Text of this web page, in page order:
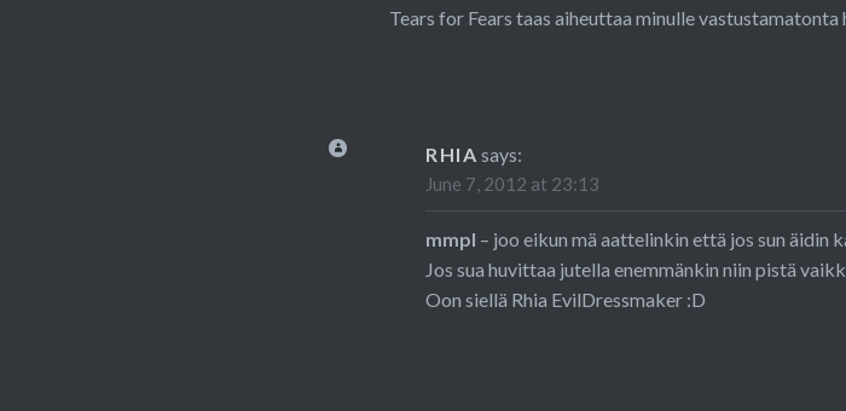
Tears for Fears taas aiheuttaa minulle vastustamatonta
RHIA says:
June 7, 2012 at 23:13
mmpl – joo eikun mä aattelinkin että jos sun äidin
Jos sua huvittaa jutella enemmänkin niin pistä
Oon siellä Rhia EvilDressmaker :D